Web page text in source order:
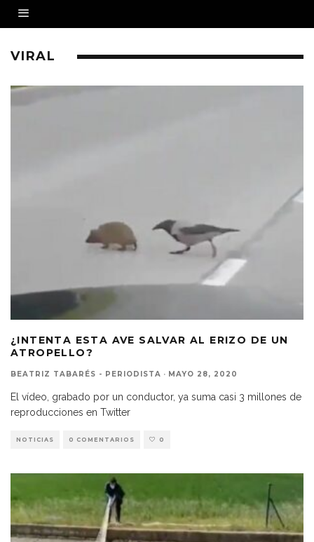
VIRAL
¿INTENTA ESTA AVE SALVAR AL ERIZO DE UN
ATROPELLO?
BEATRIZ TABARÉS - PERIODISTA · MAYO 28, 2020
El vídeo, grabado por un conductor, ya suma casi 3 millones de
reproducciones en Twitter
NOTICIAS 0 COMENTARIOS 0